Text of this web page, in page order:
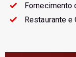
Fornecimento
Restaurante e